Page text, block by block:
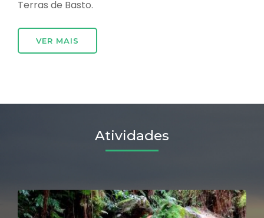
Terras de Basto.
VER MAIS
Atividades